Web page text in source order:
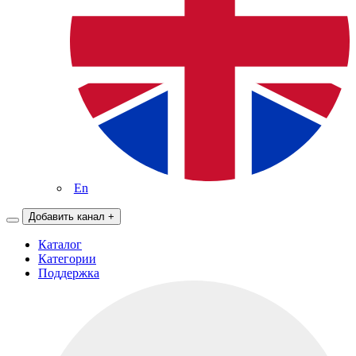
En
Добавить канал +
Каталог
Категории
Поддержка